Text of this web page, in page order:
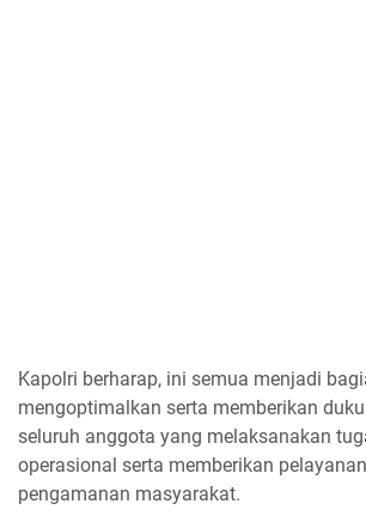
Kapolri berharap, ini semua menjadi
mengoptimalkan serta memberikan
seluruh anggota yang melaksanakan
operasional serta memberikan
pengamanan masyarakat.